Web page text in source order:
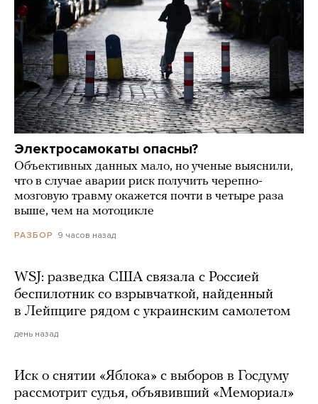
Электросамокаты опасны?
Объективных данных мало, но ученые выяснили,
что в случае аварии риск получить черепно-
мозговую травму окажется почти в четыре раза
выше, чем на мотоцикле
РАЗБОР 9 часов назад
WSJ: разведка США связала с Россией
беспилотник со взрывчаткой, найденный
в Лейпциге рядом с украинским самолетом
день назад
Иск о снятии «Яблока» с выборов в Госдуму
рассмотрит судья, объявивший «Мемориал»